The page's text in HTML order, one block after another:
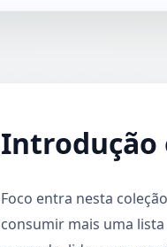
Introdução
Foco entra nesta
consumir mais uma